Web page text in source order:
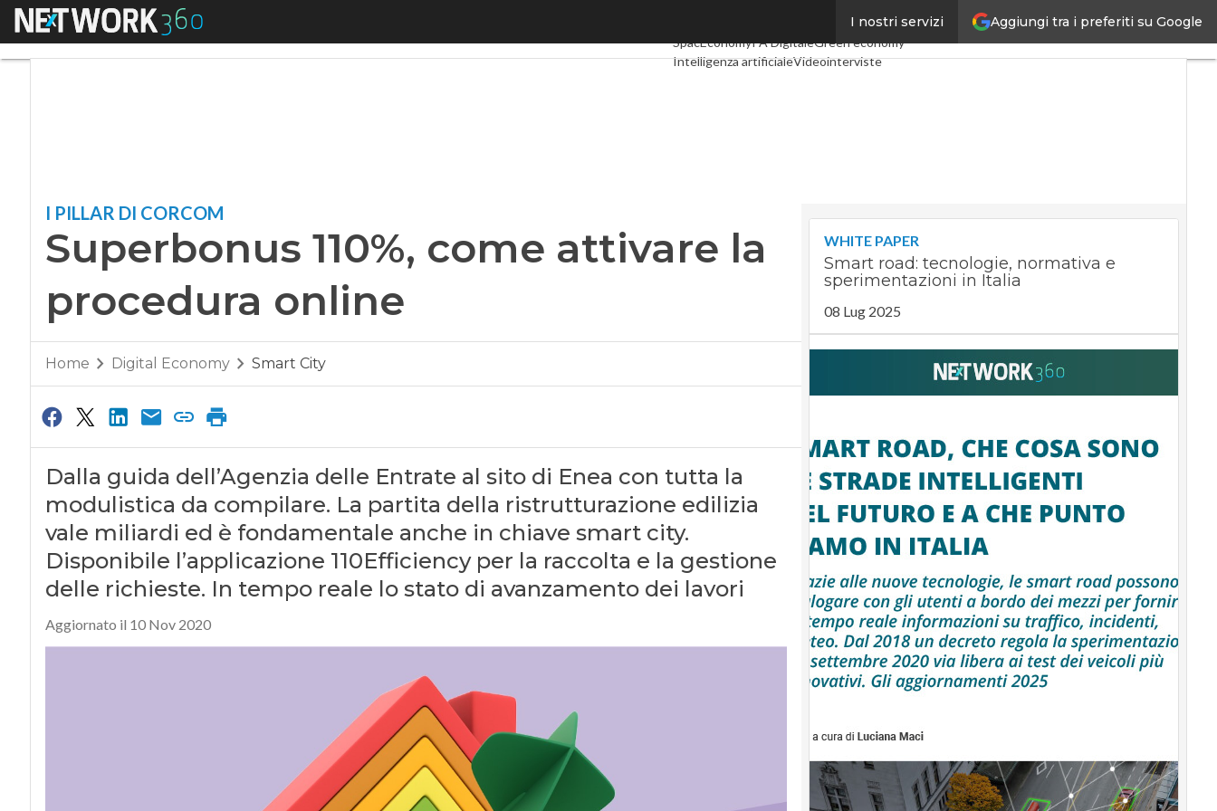
Aggiungi tra i preferiti su Google
I nostri servizi
Menu TelcoIndustria 4.0
SpacEconomyPA DigitaleGreen economy
Intelligenza artificialeVideointerviste
I PILLAR DI CORCOM
Superbonus 110%, come attivare la
procedura online
Home Digital Economy Smart City
Dalla guida dell’Agenzia delle Entrate al sito di Enea con tutta la
modulistica da compilare. La partita della ristrutturazione edilizia
vale miliardi ed è fondamentale anche in chiave smart city.
Disponibile l’applicazione 110Efficiency per la raccolta e la gestione
delle richieste. In tempo reale lo stato di avanzamento dei lavori
Aggiornato il 10 Nov 2020
WHITE PAPER
Smart road: tecnologie, normativa e
sperimentazioni in Italia
08 Lug 2025